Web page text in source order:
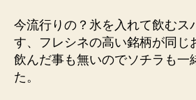
今流行りの？氷を入れて飲むス
す、フレシネの高い銘柄が同じ
飲んだ事も無いのでソチラも一
た。